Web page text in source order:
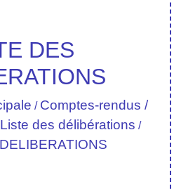
DES
/ Comptes-rendus /
des délibérations /